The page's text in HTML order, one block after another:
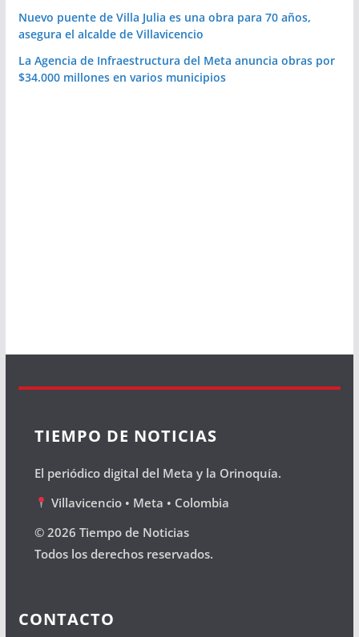
Nuevo puente de Villa Julia es una obra para 70 años,
asegura el alcalde de Villavicencio
La Agencia de Infraestructura del Meta anuncia obras por
$34.000 millones en varios municipios
TIEMPO DE NOTICIAS
El periódico digital del Meta y la Orinoquía.
Villavicencio • Meta • Colombia
© 2026 Tiempo de Noticias
Todos los derechos reservados.
CONTACTO